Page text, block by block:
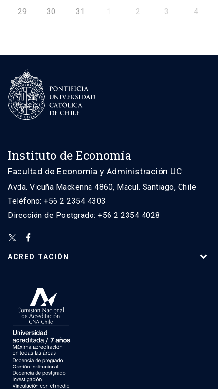
29 30 31 1 2 3 4
Instituto de Economía
Facultad de Economía y Administración UC
Avda. Vicuña Mackenna 4860, Macul. Santiago, Chile
Teléfono: +56 2 2354 4303
Dirección de Postgrado: +56 2 2354 4028
ACREDITACIÓN